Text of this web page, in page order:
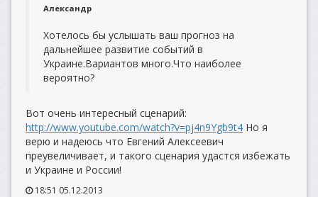
Александр
Хотелось бы услышать ваш прогноз на
дальнейшее развитие событий в
Украине.Вариантов много.Что наиболее
вероятно?
Вот очень интересный сценарий:
http://www.youtube.com/watch?v=pj4n9Ygb9t4 Но я
верю и надеюсь что Евгений Алексеевич
преувеличивает, и такого сценария удастся избежать
и Украине и России!
18:51 05.12.2013